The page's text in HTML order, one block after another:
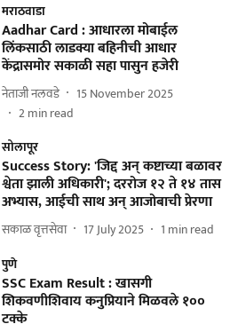
मराठवाडा
Aadhar Card : आधारला मोबाईल
लिंकसाठी लाडक्या बहिनीची आधार
केंद्रासमोर सकाळी सहा पासुन हजेरी
नेताजी नलवडे
15 November 2025
2min read
सोलापूर
Success Story: 'जिद्द अन्‌ कष्टाच्या बळावर
श्वेता झाली अधिकारी'; दररोज १२ ते १४ तास
अभ्यास, आईची साथ अन्‌ आजोबाची प्रेरणा
सकाळ वृत्तसेवा 17 July 2025 1 min read
पुणे
SSC Exam Result : खासगी
शिकवणीशिवाय कनुप्रियाने मिळवले १००
टक्के